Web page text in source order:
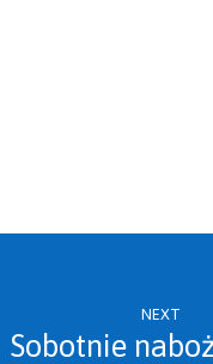
NEXT
Sobotnie